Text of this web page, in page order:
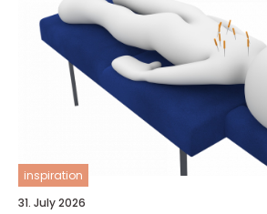
inspiration
31. July 2026